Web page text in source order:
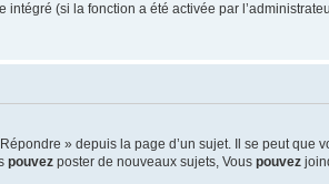
(si la fonction a été activée par
» depuis la page d’un sujet. Il se peut
pouvez poster de nouveaux sujets, Vous pouvez